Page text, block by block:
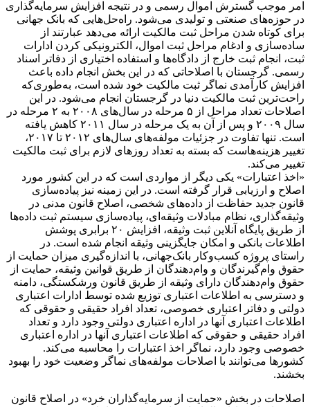
امر موجب گسترش اموال رسمی و در نتیجه افزایش سرمایه‌گذاری
در حوزه‌های صنعتی و تولیدی می‌شود. راه‌حل‌هایی که بانک جهانی
برای کوتاه شدن مراحل ثبت مالکیت ارائه می‌دهد عبارتند از
ساده‌سازی و ادغام مراحل ثبت اموال، الکترونیکی کردن ادارات
ثبت، انجام ثبت خارج از دادگاه‌ها و استفاده اختیاری از دفاتر اسناد
رسمی. گرجستان با اصلاحاتی که در این بخش انجام داده باعث
افزایش کارآمدی نماگر ثبت مالکیت خود شده است، به‌طوری‌که
راحت‌ترین ثبت مالکیت دنیا در گرجستان انجام می‌شود. در این
اصلاحات تعداد مراحل از ۵ مرحله در سال‌های ۲۰۰۸ به ۲ مرحله در
سال ۲۰۰۹ و پس از آن به یک مرحله در سال ۲۰۱۱ کاهش یافته
است. تنها تفاوت در جزئیات مولفه‌های سال‌های ۲۰۱۲ تا ۲۰۱۷،
تغییر هزینه‌هاست که بسته به تعداد روزهای لازم برای ثبت مالکیت
تغییر می‌کند.
«اخذ اعتبارات» یکی دیگر از مواردی است که در این کشور مورد
اصلاح و ارزیابی قرار گرفته است. در این زمینه نیز پیاده‌سازی
قانون جدید حفاظت از داده‌های شخصی، اصلاح قانون مدنی در
وثیقه‌گذاری، نظام مبادلات وثیقه‌ای، پیاده‌سازی سیستم ثبت داده‌ها
از طریق پایگاه آنلاین ثبت وثیقه، افزایش ۲۰ برابری پوشش
اطلاعات بانکی و امکان جایگزینی وثیقه انجام شده است. در
راستای پروژه کسب‌وکار بانک‌جهانی، با اندازه‌گیری میزان حمایت از
حقوق وام‌گیرندگان و وام‌دهندگان از طریق قوانین وثیقه، حمایت از
حقوق وام‌دهندگان دارای وثیقه از طریق قانون ورشکستگی، دامنه
و دسترسی به اطلاعات اعتباری توزیع شده توسط ادارات اعتباری
دولتی و دفاتر اعتباری خصوصی، تعداد افراد حقیقی و حقوقی که
اطلاعات اعتباری آنها در اداره اعتباری دولتی وجود دارد و تعداد
افراد حقیقی و حقوقی که اطلاعات اعتباری آنها در اداره اعتباری
خصوصی وجود دارد، نماگر اخذ اعتبارات را محاسبه می‌کند.
کشورها می‌توانند با اصلاحات مولفه‌های نماگر وضعیت خود را بهبود
بخشند.
اصلاحات در بخش «حمایت از سرمایه‌گذاران خرد» در اصلاح قانون